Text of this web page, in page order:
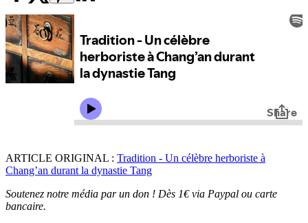
ARTICLE ORIGINAL : Tradition - Un célèbre herboriste à
Chang’an durant la dynastie Tang
Soutenez notre média par un don ! Dès 1€ via Paypal ou carte
bancaire.